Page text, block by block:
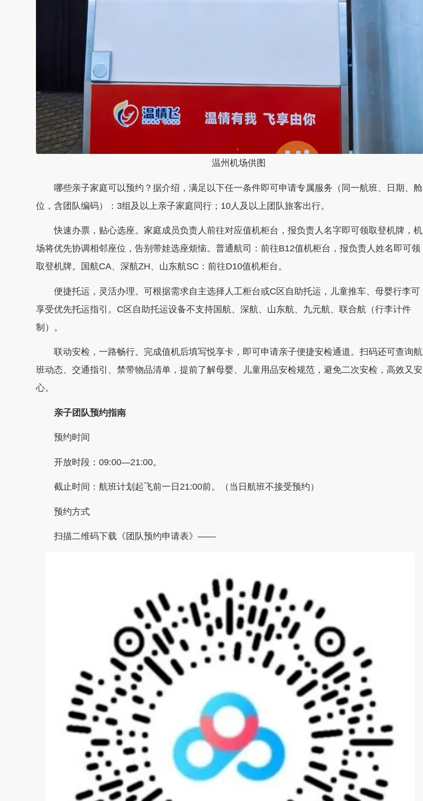
温州机场供图
哪些亲子家庭可以预约？据介绍，满足以下任一条件即可申请专属服务（同一航班、日期、舱
位，含团队编码）：3组及以上亲子家庭同行；10人及以上团队旅客出行。
快速办票，贴心选座。家庭成员负责人前往对应值机柜台，报负责人名字即可领取登机牌，机
场将优先协调相邻座位，告别带娃选座烦恼。普通航司：前往B12值机柜台，报负责人姓名即可领
取登机牌。国航CA、深航ZH、山东航SC：前往D10值机柜台。
便捷托运，灵活办理。可根据需求自主选择人工柜台或C区自助托运，儿童推车、母婴行李可
享受优先托运指引。C区自助托运设备不支持国航、深航、山东航、九元航、联合航（行李计件
制）。
联动安检，一路畅行。完成值机后填写悦享卡，即可申请亲子便捷安检通道。扫码还可查询航
班动态、交通指引、禁带物品清单，提前了解母婴、儿童用品安检规范，避免二次安检，高效又安
心。
亲子团队预约指南
预约时间
开放时段：09:00—21:00。
截止时间：航班计划起飞前一日21:00前。（ 当日航班不接受预约）
预约方式
扫描二维码下载《团队预约申请表》——